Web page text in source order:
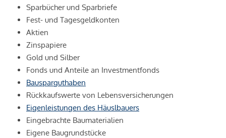
Sparbücher und Sparbriefe
Fest- und Tagesgeldkonten
Aktien
Zinspapiere
Gold und Silber
Fonds und Anteile an Investmentfonds
Bausparguthaben
Rückkaufswerte von Lebensversicherungen
Eigenleistungen des Häuslbauers
Eingebrachte Baumaterialien
Eigene Baugrundstücke